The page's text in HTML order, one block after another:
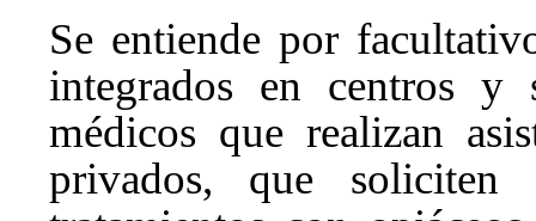
Se entiende por
integrados en centros y
médicos que realizan
privados, que soliciten